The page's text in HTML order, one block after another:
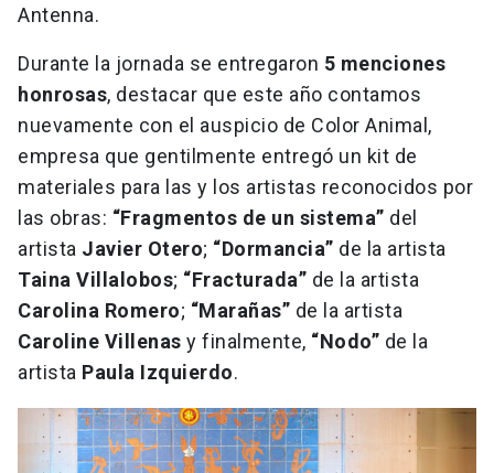
Antenna.
Durante la jornada se entregaron 5 menciones
honrosas, destacar que este año contamos
nuevamente con el auspicio de Color Animal,
empresa que gentilmente entregó un kit de
materiales para las y los artistas reconocidos por
las obras: “Fragmentos de un sistema” del
artista Javier Otero; “Dormancia” de la artista
Taina Villalobos; “Fracturada” de la artista
Carolina Romero; “Marañas” de la artista
Caroline Villenas y finalmente, “Nodo” de la
artista Paula Izquierdo.